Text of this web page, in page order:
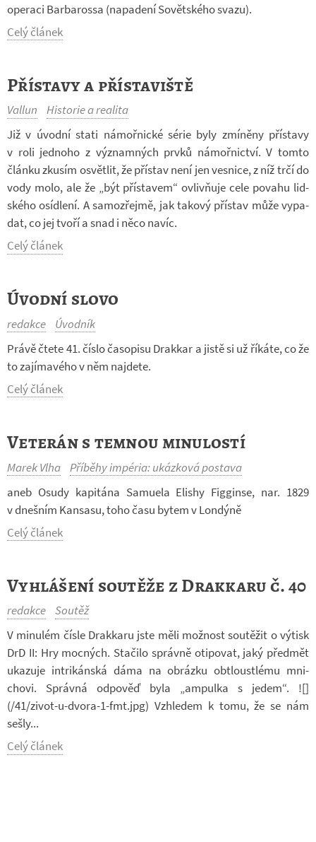
ope­raci Bar­ba­rossa (na­pa­dení So­vět­ského svazu).
Celý článek
Přístavy a přístaviště
Vallun
Historie a realita
Již v úvodní stati ná­moř­nické série byly zmí­něny pří­stavy
v roli jed­noho z vý­znam­ných prvků ná­moř­nic­tví. V tomto
článku zku­sím osvět­lit, že pří­stav není jen ves­nice, z níž trčí do
vody molo, ale že „být pří­sta­vem“ ovliv­ňuje cele po­vahu lid­
ského osíd­lení. A sa­mo­zřejmě, jak ta­kový pří­stav může vy­pa­
dat, co jej tvoří a snad i něco navíc.
Celý článek
Úvodní slovo
redakce
Úvodník
Právě čtete 41. číslo ča­so­pisu Drak­kar a jistě si už ří­káte, co že
to za­jí­ma­vého v něm na­jdete.
Celý článek
Veterán s temnou minulostí
Marek Vlha Příběhy impéria: ukázková postava
aneb Osudy ka­pi­tána Sa­mu­ela Elishy Fi­g­ginse, nar. 1829
v dneš­ním Kansasu, toho času bytem v Lon­dýně
Celý článek
Vyhlášení soutěže z Drakkaru č. 40
redakce Soutěž
V mi­nu­lém čísle Drak­karu jste měli mož­nost sou­tě­žit o vý­tisk
DrD II: Hry moc­ných. Sta­čilo správně oti­po­vat, jaký před­mět
uka­zuje in­tri­kán­ská dáma na ob­rázku obtloust­lému mni­
chovi. Správná od­po­věď byla „am­pulka s jedem“. ![]
(/41/zivot-​u-dvora-1-fmt.jpg) Vzhle­dem k tomu, že se nám
sešly...
Celý článek